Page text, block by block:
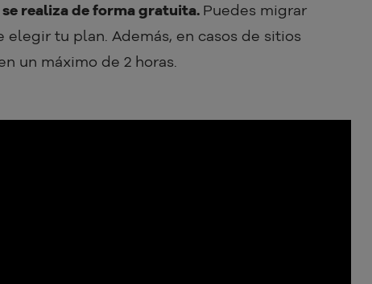
realiza de forma gratuita. Puedes migrar
tu plan. Además, en casos de sitios
un máximo de 2 horas.